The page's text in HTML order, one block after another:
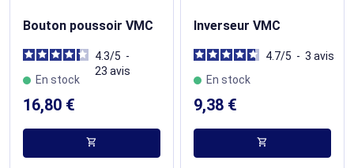
Bouton poussoir VMC
4.3/5 -
23 avis
En stock
16,80 €
shopping_cart
Inverseur VMC
4.7/5 - 3 avis
En stock
9,38 €
shopping_cart